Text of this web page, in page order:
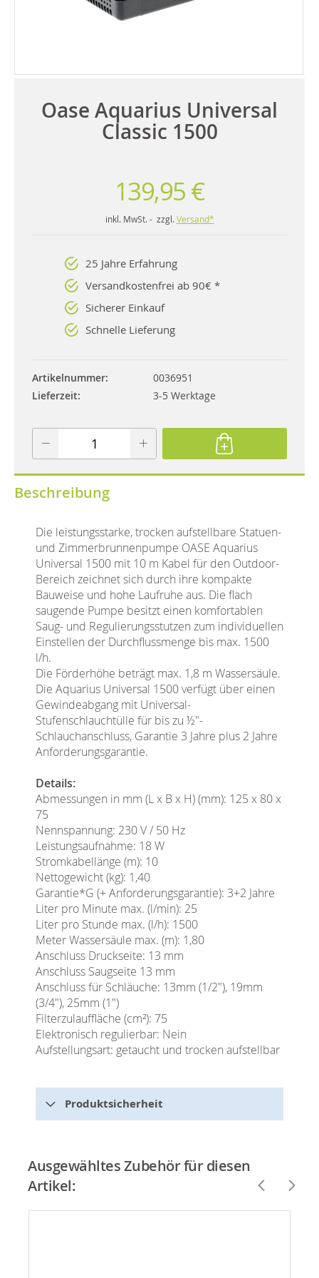
Oase Aquarius Universal
Classic 1500
139,95 €
inkl. MwSt. - zzgl. Versand*
25 Jahre Erfahrung
Versandkostenfrei ab 90€ *
Sicherer Einkauf
Schnelle Lieferung
Artikelnummer
0036951
Lieferzeit
3-5 Werktage
Beschreibung
Die leistungsstarke, trocken aufstellbare Statuen-
und Zimmerbrunnenpumpe OASE Aquarius
Universal 1500 mit 10 m Kabel für den Outdoor-
Bereich zeichnet sich durch ihre kompakte
Bauweise und hohe Laufruhe aus. Die flach
saugende Pumpe besitzt einen komfortablen
Saug- und Regulierungsstutzen zum individuellen
Einstellen der Durchflussmenge bis max. 1500
l/h.
Die Förderhöhe beträgt max. 1,8 m Wassersäule.
Die Aquarius Universal 1500 verfügt über einen
Gewindeabgang mit Universal-
Stufenschlauchtülle für bis zu ½"-
Schlauchanschluss, Garantie 3 Jahre plus 2 Jahre
Anforderungsgarantie.
Details:
Abmessungen in mm (L x B x H) (mm): 125 x 80 x
75
Nennspannung: 230 V / 50 Hz
Leistungsaufnahme: 18 W
Stromkabellänge (m): 10
Nettogewicht (kg): 1,40
Garantie*G (+ Anforderungsgarantie): 3+2 Jahre
Liter pro Minute max. (l/min): 25
Liter pro Stunde max. (l/h): 1500
Meter Wassersäule max. (m): 1,80
Anschluss Druckseite: 13 mm
Anschluss Saugseite 13 mm
Anschluss für Schläuche: 13mm (1/2"), 19mm
(3/4"), 25mm (1")
Filterzulauffläche (cm²): 75
Elektronisch regulierbar: Nein
Aufstellungsart: getaucht und trocken aufstellbar
Produktsicherheit
Ausgewähltes Zubehör für diesen
Artikel: